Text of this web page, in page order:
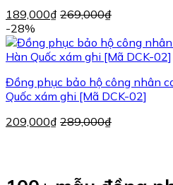
189,000₫ 269,000₫
-28%
Đồng phục bảo hộ công nhân
Quốc xám ghi [Mã DCK-02]
209,000₫ 289,000₫